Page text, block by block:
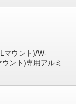
マウント)/W-
ント)専用アルミ